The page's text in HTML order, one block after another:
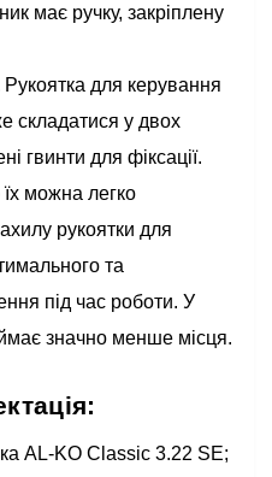
має ручку, закріплену
Рукоятка для керування
складатися у двох
гвинти для фіксації.
можна легко
рукоятки для
та
під час роботи. У
значно менше місця.
AL-KO Classic 3.22 SE;